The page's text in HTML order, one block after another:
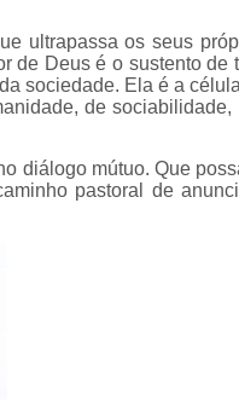
ultrapassa os seus
de Deus é o sustento de
sociedade. Ela é a
de sociabilidade,
diálogo mútuo. Que
pastoral de